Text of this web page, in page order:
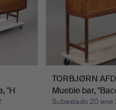
"H
TORBJØRN
Mueble bar,
Mel…
Subastado 20 ene